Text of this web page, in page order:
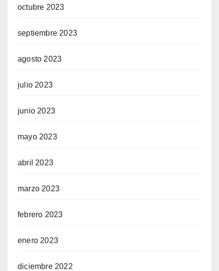
octubre 2023
septiembre 2023
agosto 2023
julio 2023
junio 2023
mayo 2023
abril 2023
marzo 2023
febrero 2023
enero 2023
diciembre 2022